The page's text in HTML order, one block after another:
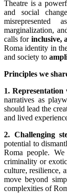
Theatre is a
and social
marginalization,
calls for inclusive,
Roma identity in
and society to
Principles we
1. Representation
narratives as
should lead the
and lived
2. Challenging
potential to
Roma people. We
criminality or
culture, resilience,
move beyond
complexities of